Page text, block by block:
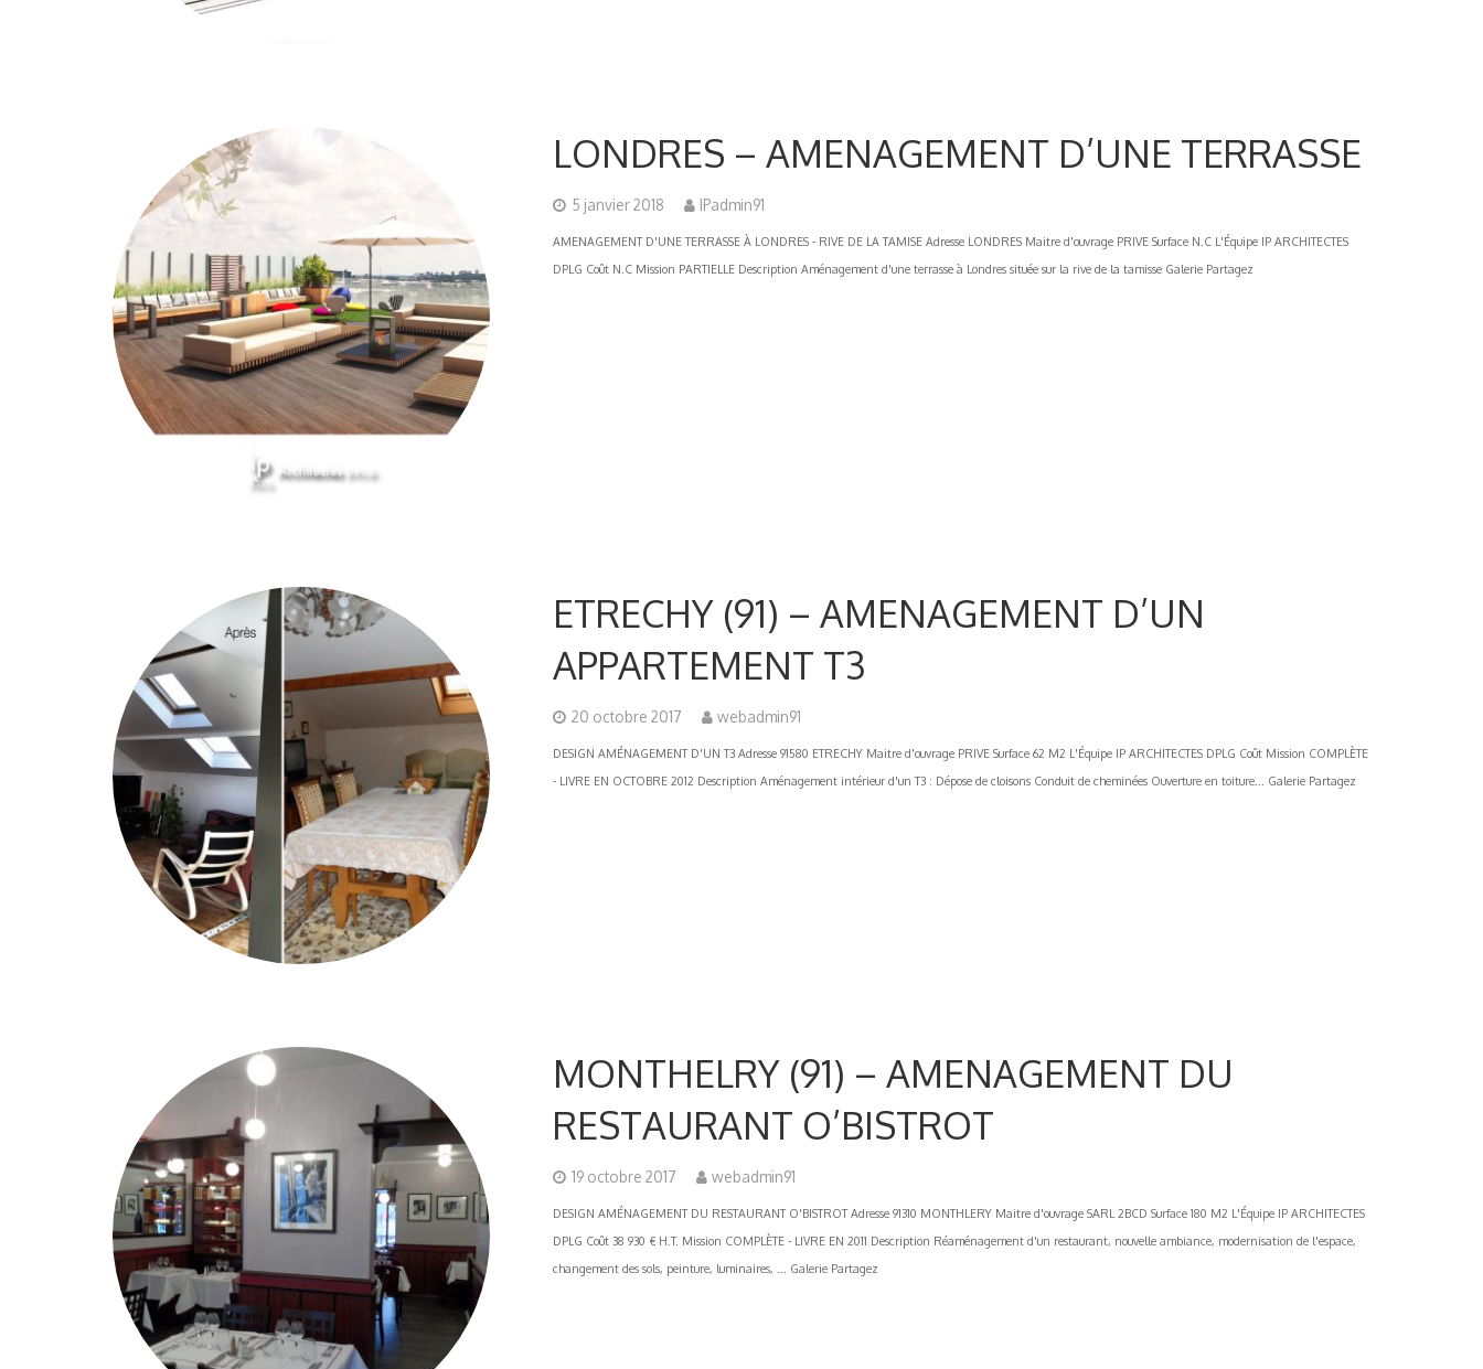
LONDRES – AMENAGEMENT D’UNE TERRASSE
5 janvier 2018 IPadmin91
AMENAGEMENT D'UNE TERRASSE À LONDRES - RIVE DE LA TAMISE Adresse LONDRES Maitre d'ouvrage PRIVE Surface N.C L'Équipe IP ARCHITECTES
DPLG Coût N.C Mission PARTIELLE Description Aménagement d'une terrasse à Londres située sur la rive de la tamisse Galerie Partagez
ETRECHY (91) – AMENAGEMENT D’UN
APPARTEMENT T3
20 octobre 2017 webadmin91
DESIGN AMÉNAGEMENT D'UN T3 Adresse 91580 ETRECHY Maitre d'ouvrage PRIVE Surface 62 M2 L'Équipe IP ARCHITECTES DPLG Coût Mission COMPLÈTE
- LIVRE EN OCTOBRE 2012 Description Aménagement intérieur d'un T3 : Dépose de cloisons Conduit de cheminées Ouverture en toiture... Galerie Partagez
MONTHELRY (91) – AMENAGEMENT DU
RESTAURANT O’BISTROT
19 octobre 2017 webadmin91
DESIGN AMÉNAGEMENT DU RESTAURANT O'BISTROT Adresse 91310 MONTHLERY Maitre d'ouvrage SARL 2BCD Surface 180 M2 L'Équipe IP ARCHITECTES
DPLG Coût 38 930 € H.T. Mission COMPLÈTE - LIVRE EN 2011 Description Réaménagement d'un restaurant, nouvelle ambiance, modernisation de l'espace,
changement des sols, peinture, luminaires, ... Galerie Partagez